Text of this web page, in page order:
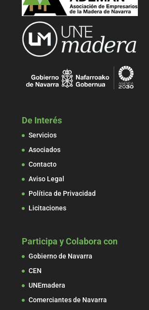
De Interés
Servicios
Asociados
Contacto
Aviso Legal
Política de Privacidad
Licitaciones
Participa y Colabora con
Gobierno de Navarra
CEN
UNEmadera
Comerciantes de Navarra